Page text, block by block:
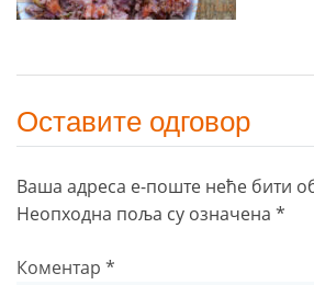
Оставите одговор
Ваша адреса е-поште неће бити
Неопходна поља су означена *
Коментар *